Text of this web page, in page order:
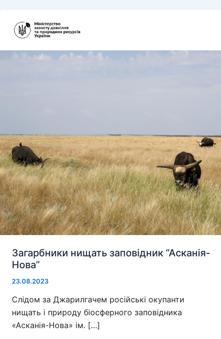
Загарбники нищать заповідник “Асканія-
Нова”
23.08.2023
Слідом за Джарилгачем російські окупанти
нищать і природу біосферного заповідника
«Асканія-Нова» ім. […]